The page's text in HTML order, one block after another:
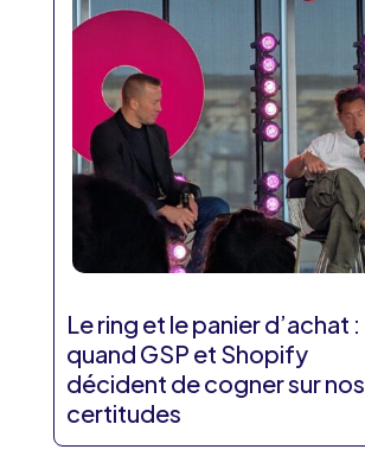
Le ring et le panier d’achat :
quand GSP et Shopify
décident de cogner sur nos
certitudes